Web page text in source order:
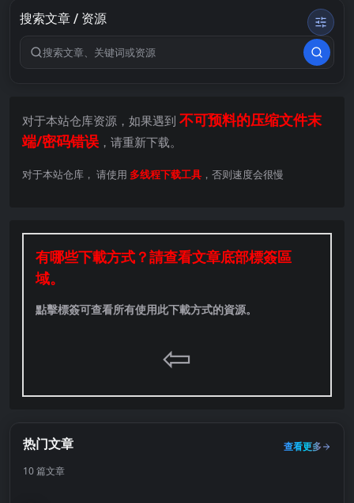
搜索文章 / 资源
搜索关键词
对于本站仓库资源，如果遇到 不可预料的压缩文件末
端/密码错误 ，请重新下载。
对于本站仓库， 请使用 多线程下载工具 ，否则速度会很慢
有哪些下載方式？請查看文章底部標簽區
域。
點擊標簽可查看所有使用此下載方式的資源。
⇦
热门文章
查看更多
10 篇文章